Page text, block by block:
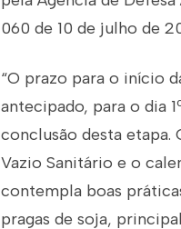
060 de 10 de julho de
“O prazo para o início
antecipado, para o dia
conclusão desta etapa.
Vazio Sanitário e o
contempla boas
pragas de soja,